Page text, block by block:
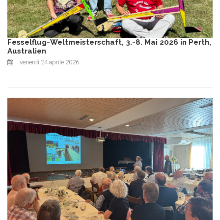
Fesselflug-Weltmeisterschaft, 3.-8. Mai 2026 in Perth,
Australien
venerdì 24 aprile 2026